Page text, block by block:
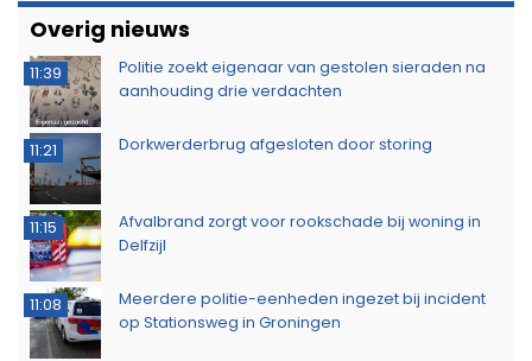
Overig nieuws
11:39
Politie zoekt eigenaar van gestolen sieraden na
aanhouding drie verdachten
11:21 Dorkwerderbrug afgesloten door storing
11:15
Afvalbrand zorgt voor rookschade bij woning in
Delfzijl
11:08
Meerdere politie-eenheden ingezet bij incident
op Stationsweg in Groningen